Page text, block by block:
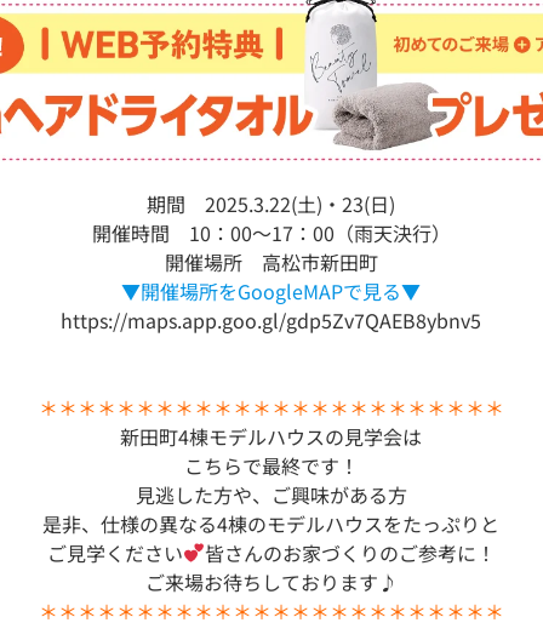
期間 2025.3.22(土)・23(日)
開催時間 10：00～17：00（雨天決行）
開催場所 高松市新田町
▼開催場所をGoogleMAPで見る▼
https://maps.app.goo.gl/gdp5Zv7QAEB8ybnv5
＊＊＊＊＊＊＊＊＊＊＊＊＊＊＊＊＊＊＊＊＊＊＊＊
新田町4棟モデルハウスの見学会は
こちらで最終です！
見逃した方や、ご興味がある方
是非、仕様の異なる4棟のモデルハウスをたっぷりと
ご見学ください
皆さんのお家づくりのご参考に！
ご来場お待ちしております♪
＊＊＊＊＊＊＊＊＊＊＊＊＊＊＊＊＊＊＊＊＊＊＊＊